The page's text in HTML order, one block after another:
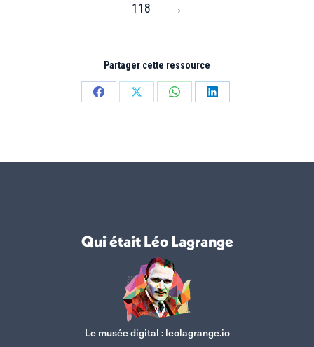
118
→
Partager cette ressource
PartagerPartagerPartagerPartager
Qui était Léo Lagrange
Le musée digital :leolagrange.io